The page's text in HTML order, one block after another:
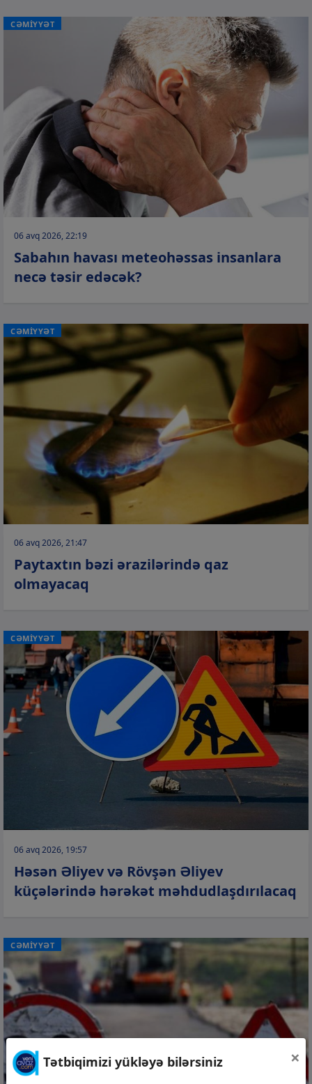
CƏMİYYƏT
06 avq 2026, 22:19
Sabahın havası meteohəssas insanlara
necə təsir edəcək?
CƏMİYYƏT
06 avq 2026, 21:47
Paytaxtın bəzi ərazilərində qaz
olmayacaq
CƏMİYYƏT
06 avq 2026, 19:57
Həsən Əliyev və Rövşən Əliyev
küçələrində hərəkət məhdudlaşdırılacaq
CƏMİYYƏT
Tətbiqimizi yükləyə bilərsiniz ×